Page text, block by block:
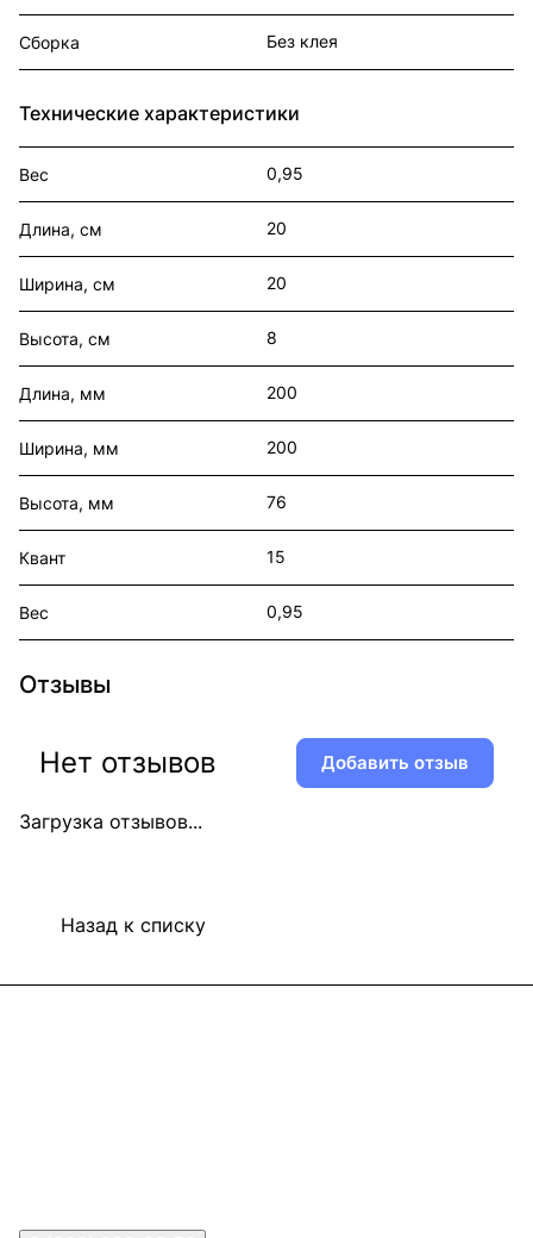
Сборка Без клея
Технические характеристики
Вес 0,95
Длина, см 20
Ширина, см 20
Высота, см 8
Длина, мм 200
Ширина, мм 200
Высота, мм 76
Квант 15
Вес 0,95
Отзывы
Загрузка отзывов...
Нет отзывов Добавить отзыв
Назад к списку